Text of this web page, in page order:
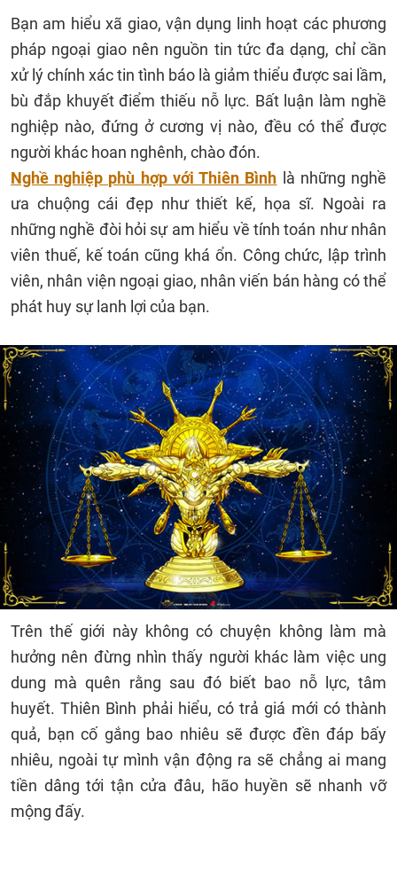
Bạn am hiểu xã giao, vận dụng linh hoạt các phương
pháp ngoại giao nên nguồn tin tức đa dạng, chỉ cần
xử lý chính xác tin tình báo là giảm thiểu được sai lầm,
bù đắp khuyết điểm thiếu nỗ lực. Bất luận làm nghề
nghiệp nào, đứng ở cương vị nào, đều có thể được
người khác hoan nghênh, chào đón.
Nghề nghiệp phù hợp với Thiên Bình là những nghề
ưa chuộng cái đẹp như thiết kế, họa sĩ. Ngoài ra
những nghề đòi hỏi sự am hiểu về tính toán như nhân
viên thuế, kế toán cũng khá ổn. Công chức, lập trình
viên, nhân viện ngoại giao, nhân viến bán hàng có thể
phát huy sự lanh lợi của bạn.
Trên thế giới này không có chuyện không làm mà
hưởng nên đừng nhìn thấy người khác làm việc ung
dung mà quên rằng sau đó biết bao nỗ lực, tâm
huyết. Thiên Bình phải hiểu, có trả giá mới có thành
quả, bạn cố gắng bao nhiêu sẽ được đền đáp bấy
nhiêu, ngoài tự mình vận động ra sẽ chẳng ai mang
tiền dâng tới tận cửa đâu, hão huyền sẽ nhanh vỡ
mộng đấy.